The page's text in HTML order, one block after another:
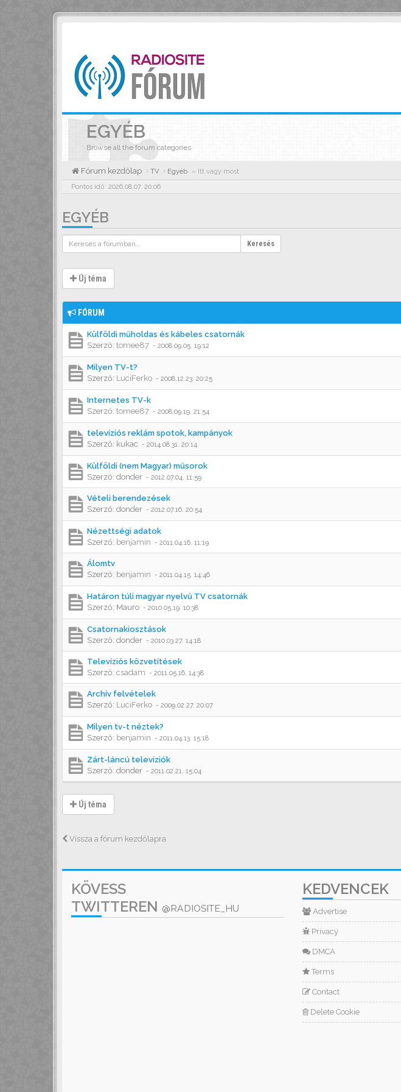
EGYÉB
Browse all the forum categories
Fórum kezdőlap TV Egyéb « Itt vagy most
Pontos idő: 2026.08.07. 20:06
EGYÉB
Keresés
Új téma
FÓRUM
Külföldi műholdas és kábeles csatornák
Szerző: tomee87 - 2008.09.05. 19:12
Milyen TV-t?
Szerző: LuciFerko - 2008.12.23. 20:25
Internetes TV-k
Szerző: tomee87 - 2008.09.19. 21:54
televíziós reklám spotok, kampányok
Szerző: kukac - 2014.08.31. 20:14
Külföldi (nem Magyar) műsorok
Szerző: donder - 2012.07.04. 11:59
Vételi berendezések
Szerző: donder - 2012.07.16. 20:54
Nézettségi adatok
Szerző: benjamin - 2011.04.16. 11:19
Álomtv
Szerző: benjamin - 2011.04.15. 14:46
Határon túli magyar nyelvű TV csatornák
Szerző: Mauro - 2010.05.19. 10:38
Csatornakiosztások
Szerző: donder - 2010.03.27. 14:18
Televíziós közvetítések
Szerző: csadam - 2011.05.16. 14:38
Archív felvételek
Szerző: LuciFerko - 2009.02.27. 20:07
Milyen tv-t néztek?
Szerző: benjamin - 2011.04.13. 15:18
Zárt-láncú televíziók
Szerző: donder - 2011.02.21. 15:04
Új téma
Vissza a fórum kezdőlapra
KÖVESS
TWITTEREN @RADIOSITE_HU
KEDVENCEK
Advertise
Privacy
DMCA
Terms
Contact
Delete Cookie